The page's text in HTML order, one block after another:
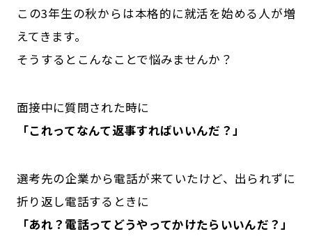
この3年生の秋からは本格的に就活を始める人が増
えてきます。
そうするとこんなことで悩みませんか？
面接中に質問された時に
「これってなんて返事すればいいんだ？」
選考先の企業から電話が来ていたけど、出られずに
折り返し電話するときに
「あれ？電話ってどうやってかけたらいいんだ？」